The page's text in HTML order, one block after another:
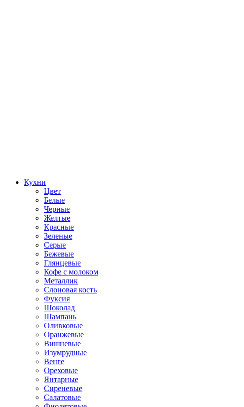
Кухни
Цвет
Белые
Черные
Желтые
Красные
Зеленые
Серые
Бежевые
Глянцевые
Кофе с молоком
Металлик
Слоновая кость
Фуксия
Шоколад
Шампань
Оливковые
Оранжевые
Вишневые
Изумрудные
Венге
Ореховые
Янтарные
Сиреневые
Салатовые